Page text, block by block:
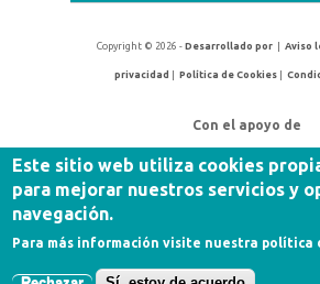
Copyright © 2026 -Desarrollado por |Aviso
privacidad |Política de Cookies |
Con el apoyo de
Este sitio web utiliza cookies
para mejorar nuestros servicios y
navegación.
Para más información visite nuestra política